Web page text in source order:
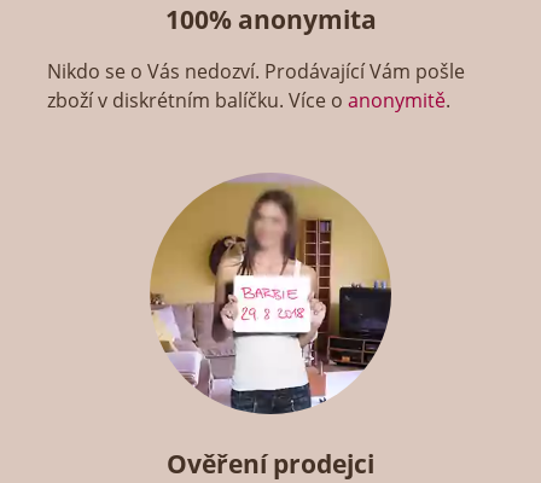
100% anonymita
Nikdo se o Vás nedozví. Prodávající Vám pošle
zboží v diskrétním balíčku. Více oanonymitě.
Ověření prodejci